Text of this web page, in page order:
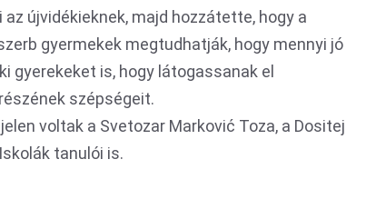
újvidékieknek, majd hozzátette, hogy a
gyermekek megtudhatják, hogy mennyi jó
gyerekeket is, hogy látogassanak el
szépségeit.
voltak a Svetozar Marković Toza, a Dositej
tanulói is.